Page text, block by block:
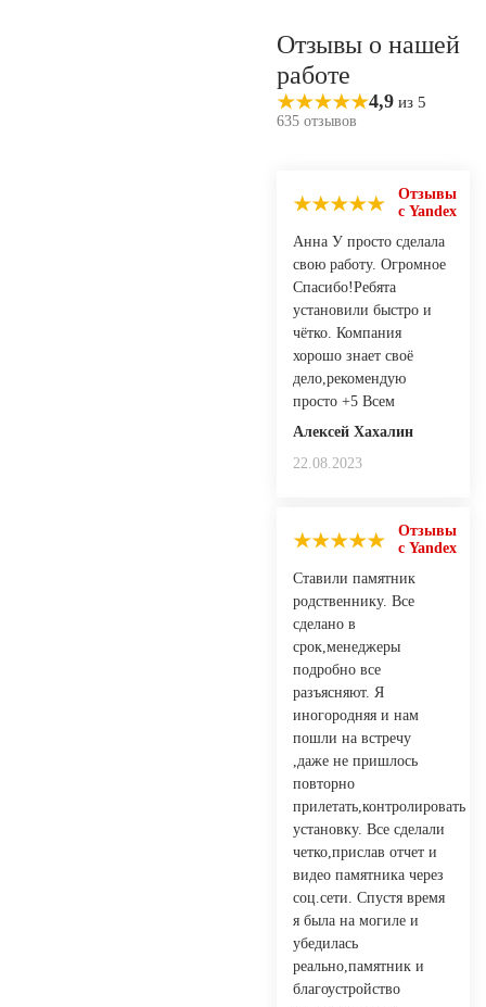
Отзывы о нашей
работе
4,9 из 5
635 отзывов
Отзывы
с Yandex
Анна У просто сделала
свою работу. Огромное
Спасибо!Ребята
установили быстро и
чётко. Компания
хорошо знает своё
дело,рекомендую
просто +5 Всем
Алексей Хахалин
22.08.2023
Отзывы
с Yandex
Ставили памятник
родственнику. Все
сделано в
срок,менеджеры
подробно все
разъясняют. Я
иногородняя и нам
пошли на встречу
,даже не пришлось
повторно
прилетать,контролировать
установку. Все сделали
четко,прислав отчет и
видео памятника через
соц.сети. Спустя время
я была на могиле и
убедилась
реально,памятник и
благоустройство